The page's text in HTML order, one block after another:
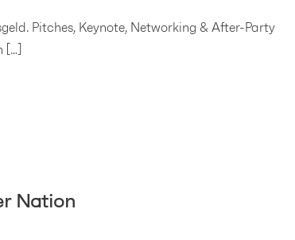
Pitches, Keynote, Networking & After-Party
[…]
Nation